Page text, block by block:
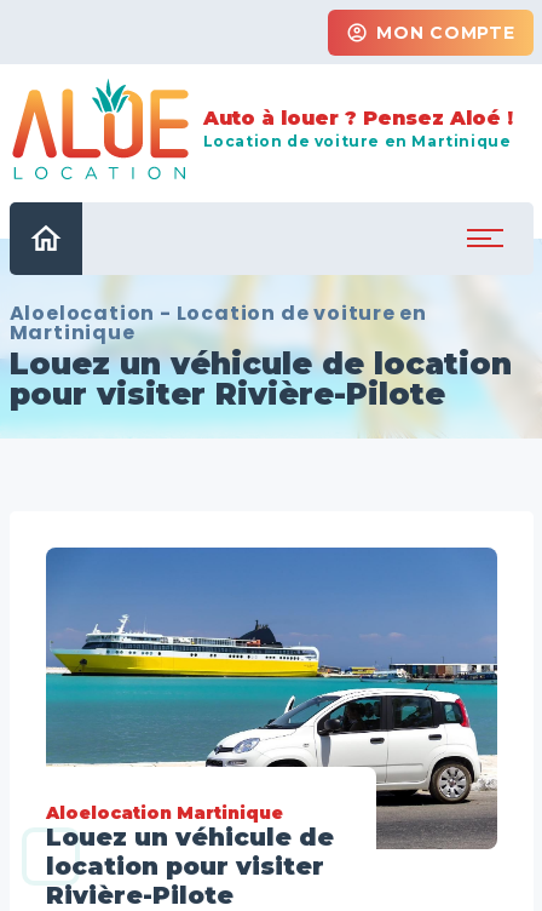
account_circle MON COMPTE
Auto à louer ? Pensez Aloé !
Location de voiture en Martinique
home
Aloelocation - Location de voiture en
Martinique
Louez un véhicule de location
pour visiter Rivière-Pilote
Aloelocation Martinique
Louez un véhicule de
location pour visiter
Rivière-Pilote